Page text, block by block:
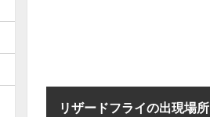
リザードフライの出現場所